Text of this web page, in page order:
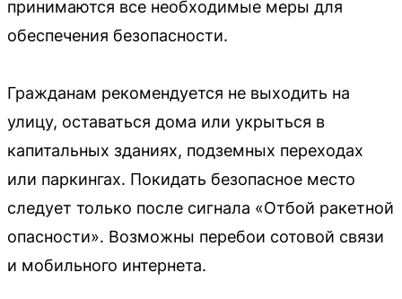
принимаются все необходимые меры для
обеспечения безопасности.
Гражданам рекомендуется не выходить на
улицу, оставаться дома или укрыться в
капитальных зданиях, подземных переходах
или паркингах. Покидать безопасное место
следует только после сигнала «Отбой ракетной
опасности». Возможны перебои сотовой связи
и мобильного интернета.